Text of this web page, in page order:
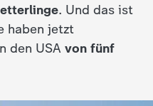
. Und das ist
haben jetzt
den USA von fünf